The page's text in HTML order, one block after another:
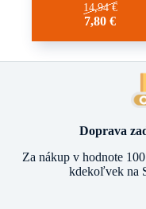
14,94€
7,80€
Doprava
Za nákup v hodnote
kdekoľvek na